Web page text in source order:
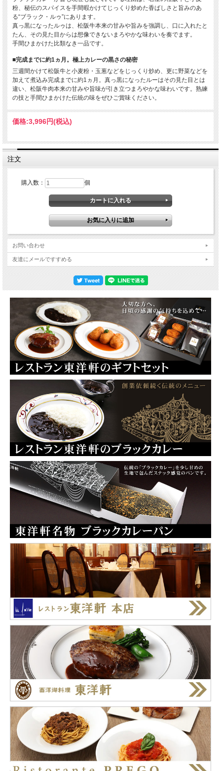
粉、秘伝のスパイスを手間暇かけてじっくり炒めた香ばしさと旨みのあ
る“ブラック・ルゥ”にあります。
真っ黒になったルゥは、松阪牛本来の甘みや旨みを強調し、口に入れたと
たん、その見た目からは想像できないまろやかな味わいを奏でます。
手間ひまかけた比類なき一品です。
■完成までに約1ヵ月。極上カレーの黒さの秘密
三週間かけて松阪牛と小麦粉・玉葱などをじっくり炒め、更に野菜などを
加えて煮込み完成までに約1ヵ月。真っ黒になったルーはその見た目とは
違い、松阪牛肉本来の甘みや旨味が引き立つまろやかな味わいです。熟練
の技と手間ひまかけた伝統の味をぜひご賞味ください。
価格:3,996円(税込)
注文
購入数： 個
お問い合わせ
友達にメールですすめる